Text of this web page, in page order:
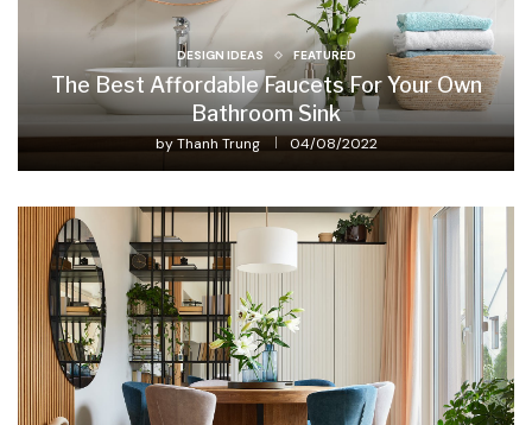
DESIGN IDEAS FEATURED
The Best Affordable Faucets For Your Own
Bathroom Sink
byThanh Trung 04/08/2022